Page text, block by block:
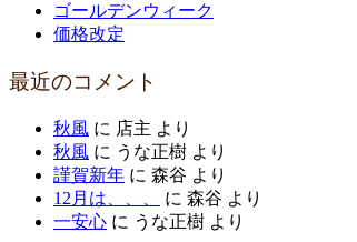
ゴールデンウィーク
価格改定
最近のコメント
秋風 に 店主 より
秋風 に うな正樹 より
謹賀新年 に 森谷 より
12月は、、、
に 森谷 より
一安心 に うな正樹 より